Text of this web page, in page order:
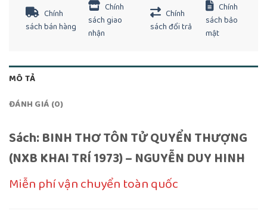
Chính
sách bán hàng
Chính
sách giao
nhận
Chính
sách đổi trả
Chính
sách bảo
mật
MÔ TẢ
ĐÁNH GIÁ (0)
Sách: BINH THƠ TÔN TỬ QUYỂN THƯỢNG
(NXB KHAI TRÍ 1973) – NGUYỄN DUY HINH
Miễn phí vận chuyển toàn quốc